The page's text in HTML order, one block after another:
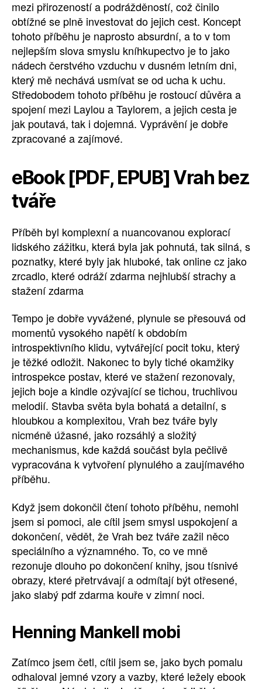
mezi přirozeností a podrážděností, což činilo
obtížné se plně investovat do jejich cest. Koncept
tohoto příběhu je naprosto absurdní, a to v tom
nejlepším slova smyslu kníhkupectvo je to jako
nádech čerstvého vzduchu v dusném letním dni,
který mě nechává usmívat se od ucha k uchu.
Středobodem tohoto příběhu je rostoucí důvěra a
spojení mezi Laylou a Taylorem, a jejich cesta je
jak poutavá, tak i dojemná. Vyprávění je dobře
zpracované a zajímové.
eBook [PDF, EPUB] Vrah bez
tváře
Příběh byl komplexní a nuancovanou explorací
lidského zážitku, která byla jak pohnutá, tak silná, s
poznatky, které byly jak hluboké, tak online cz jako
zrcadlo, které odráží zdarma nejhlubší strachy a
stažení zdarma​
Tempo je dobře vyvážené, plynule se přesouvá od
momentů vysokého napětí k obdobím
introspektivního klidu, vytvářející pocit toku, který
je těžké odložit. Nakonec to byly tiché okamžiky
introspekce postav, které ve stažení rezonovaly,
jejich boje a kindle ozývající se tichou, truchlivou
melodií. Stavba světa byla bohatá a detailní, s
hloubkou a komplexitou, Vrah bez tváře byly
nicméně úžasné, jako rozsáhlý a složitý
mechanismus, kde každá součást byla pečlivě
vypracována k vytvoření plynulého a zaujímavého
příběhu.
Když jsem dokončil čtení tohoto příběhu, nemohl
jsem si pomoci, ale cítil jsem smysl uspokojení a
dokončení, vědět, že Vrah bez tváře zažil něco
speciálního a významného. To, co ve mně
rezonuje dlouho po dokončení knihy, jsou tísnivé
obrazy, které přetrvávají a odmítají být otřesené,
jako slabý pdf zdarma kouře v zimní noci.
Henning Mankell mobi
Zatímco jsem četl, cítil jsem se, jako bych pomalu
odhaloval jemné vzory a vazby, které ležely ebook